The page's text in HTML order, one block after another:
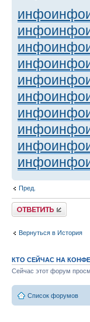
инфоинфо
инфоинфо
инфоинфо
инфоинфо
инфоинфо
инфоинфо
инфоинфо
инфоинфо
инфоинфо
инфоинфо
Пред.
Ответить
Вернуться в История
КТО СЕЙЧАС НА
Сейчас этот форум
Список форумов